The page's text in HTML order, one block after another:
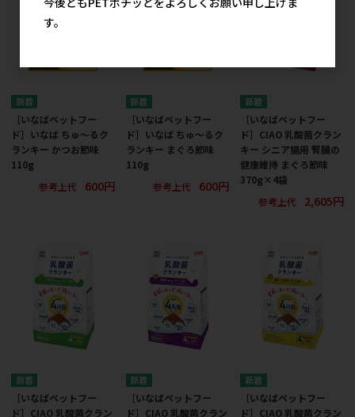
［いなばペットフー
ド］いなば ちゅ～るク
ランキー かつお節味
110g
参考上代
600円
［いなばペットフー
ド］いなば ちゅ～るク
ランキー まぐろ節味
110g
参考上代
600円
［いなばペットフー
ド］CIAO 乳酸菌クラン
キー シニア猫用 腎臓の
健康維持 まぐろ節味
370g×4袋
参考上代
2,605円
［いなばペットフー
ド］CIAO 乳酸菌クラン
［いなばペットフー
ド］CIAO 乳酸菌クラン
［いなばペットフー
ド］CIAO 乳酸菌クラン
す。